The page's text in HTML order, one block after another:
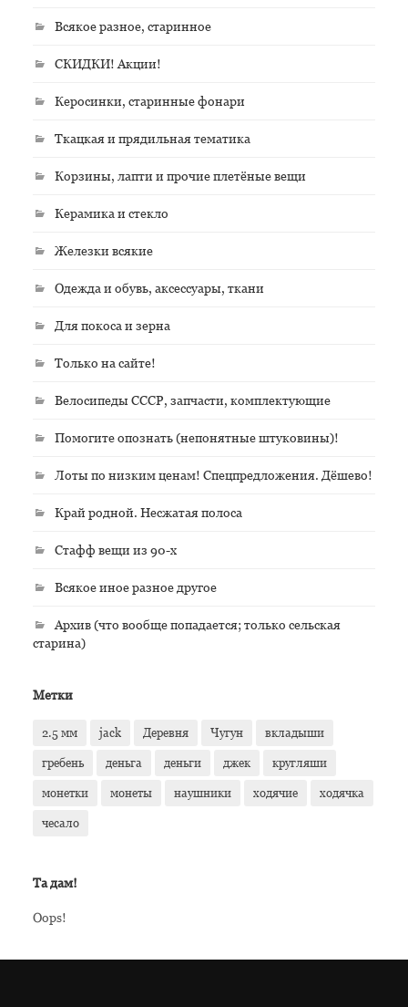
Всякое разное, старинное
СКИДКИ! Акции!
Керосинки, старинные фонари
Ткацкая и прядильная тематика
Корзины, лапти и прочие плетёные вещи
Керамика и стекло
Железки всякие
Одежда и обувь, аксессуары, ткани
Для покоса и зерна
Только на сайте!
Велосипеды СССР, запчасти, комплектующие
Помогите опознать (непонятные штуковины)!
Лоты по низким ценам! Спецпредложения. Дёшево!
Край родной. Несжатая полоса
Стафф вещи из 90-х
Всякое иное разное другое
Архив (что вообще попадается; только сельская
старина)
Метки
2.5 мм jack Деревня Чугун вкладыши
гребень деньга деньги джек кругляши
монетки монеты наушники ходячие ходячка
чесало
Та дам!
Oops!